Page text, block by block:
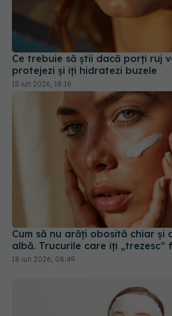
Ce trebuie să știi dacă porți ruj
protejezi și îți hidratezi buzele
15 iun 2026, 18:16
Cum să nu arăți obosită chiar și
albă. Trucurile care îți „trezesc”